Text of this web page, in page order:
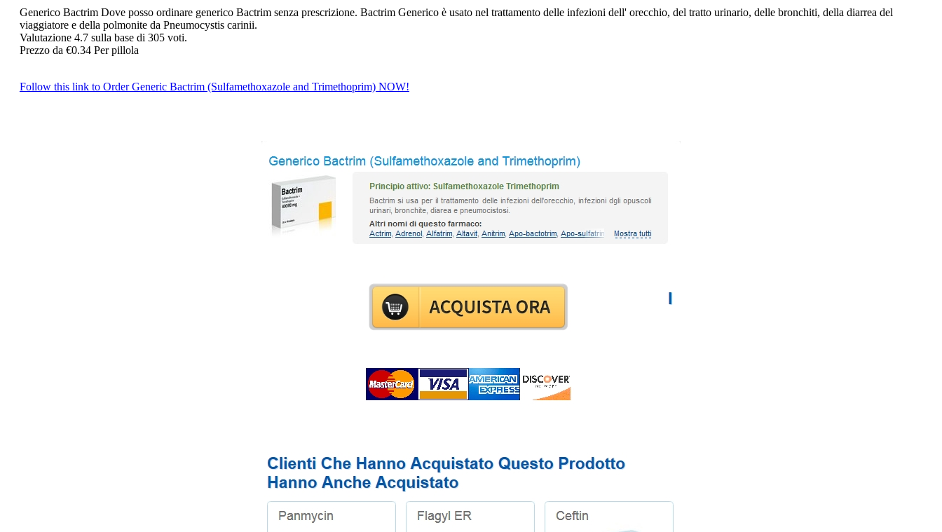
Generico Bactrim Dove posso ordinare generico Bactrim senza prescrizione. Bactrim Generico è usato nel trattamento delle infezioni dell' orecchio, del tratto urinario, delle bronchiti, della diarrea del
viaggiatore e della polmonite da Pneumocystis carinii.
Valutazione 4.7sulla base di 305voti.
Prezzo da €0.34Per pillola
Follow this link to Order Generic Bactrim (Sulfamethoxazole and Trimethoprim) NOW!